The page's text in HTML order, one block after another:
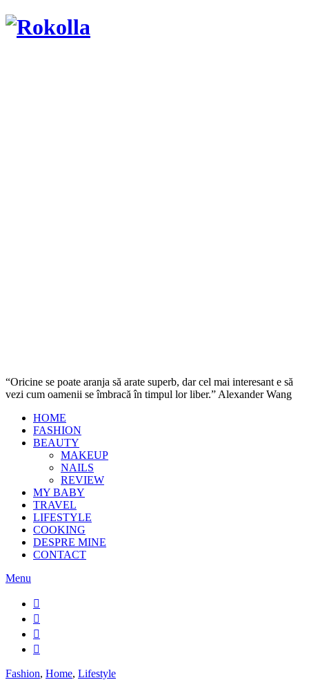
“Oricine se poate aranja să arate superb, dar cel mai interesant e să
vezi cum oamenii se îmbracă în timpul lor liber.” Alexander Wang
HOME
FASHION
BEAUTY
MAKEUP
NAILS
REVIEW
MY BABY
TRAVEL
LIFESTYLE
COOKING
DESPRE MINE
CONTACT
Menu
Fashion, Home, Lifestyle